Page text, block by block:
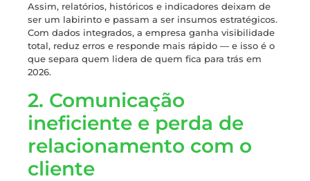
Assim, relatórios, históricos e indicadores deixam de
ser um labirinto e passam a ser insumos estratégicos.
Com dados integrados, a empresa ganha visibilidade
total, reduz erros e responde mais rápido — e isso é o
que separa quem lidera de quem fica para trás em
2026.
2. Comunicação
ineficiente e perda de
relacionamento com o
cliente